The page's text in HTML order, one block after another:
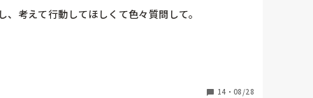
考えて行動してほしくて色々質問して。
たり
14 ・ 08/28